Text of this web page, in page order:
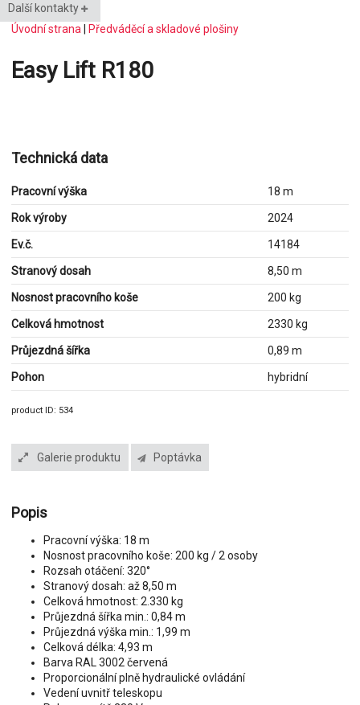
Další kontakty
Úvodní strana
Předváděcí a skladové plošiny
Easy Lift R180
Technická data
Pracovní výška 18 m
Rok výroby 2024
Ev.č. 14184
Stranový dosah 8,50 m
Nosnost pracovního koše 200 kg
Celková hmotnost 2330 kg
Průjezdná šířka 0,89 m
Pohon hybridní
product ID: 534
Galerie produktu Poptávka
Popis
Pracovní výška: 18 m
Nosnost pracovního koše: 200 kg / 2 osoby
Rozsah otáčení: 320°
Stranový dosah: až 8,50 m
Celková hmotnost: 2.330 kg
Průjezdná šířka min.: 0,84 m
Průjezdná výška min.: 1,99 m
Celková délka: 4,93 m
Barva RAL 3002 červená
Proporcionální plně hydraulické ovládání
Vedení uvnitř teleskopu